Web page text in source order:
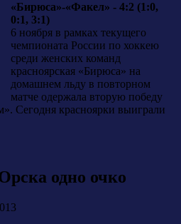
«Бирюса»-«Факел» - 4:2 (1:0,
0:1, 3:1)
6 ноября в рамках текущего
чемпионата России по хоккею
среди женских команд
красноярская «Бирюса» на
домашнем льду в повторном
матче одержала вторую победу
Сегодня красноярки выиграли
одно очко